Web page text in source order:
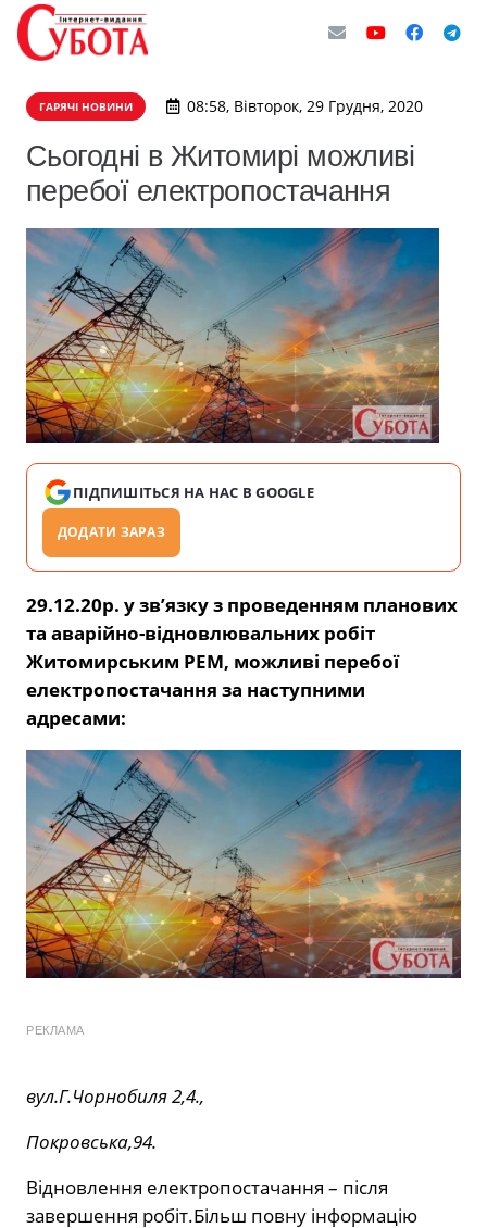
ГАРЯЧІ НОВИНИ 08:58, Вівторок, 29 Грудня, 2020
Сьогодні в Житомирі можливі
перебої електропостачання
ПІДПИШІТЬСЯ НА НАС В GOOGLE
ДОДАТИ ЗАРАЗ
29.12.20р. у зв’язку з проведенням планових
та аварійно-відновлювальних робіт
Житомирським РЕМ, можливі перебої
електропостачання за наступними
адресами:
РЕКЛАМА
вул.Г.Чорнобиля 2,4.,
Покровська,94.
Відновлення електропостачання – після
завершення робіт.Більш повну інформацію